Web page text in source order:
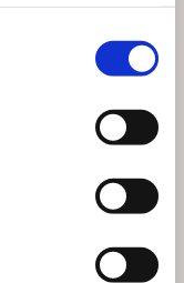
ASTROLOGIE
NEW